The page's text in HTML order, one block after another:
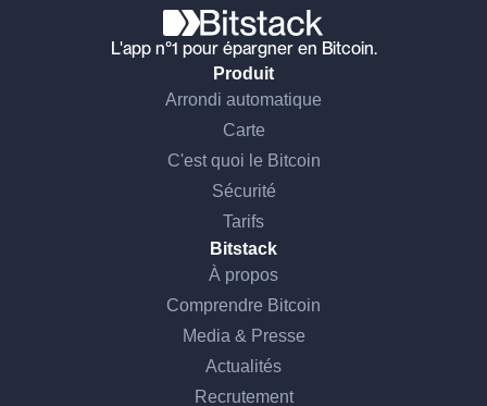
L'app n°1 pour épargner en Bitcoin.
Produit
Arrondi automatique
Carte
C'est quoi le Bitcoin
Sécurité
Tarifs
Bitstack
À propos
Comprendre Bitcoin
Media & Presse
Actualités
Recrutement